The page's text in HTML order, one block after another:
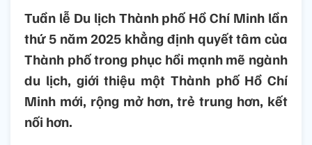
Tuần lễ Du lịch Thành phố Hồ Chí Minh lần
thứ 5 năm 2025 khẳng định quyết tâm của
Thành phố trong phục hồi mạnh mẽ ngành
du lịch, giới thiệu một Thành phố Hồ Chí
Minh mới, rộng mở hơn, trẻ trung hơn, kết
nối hơn.